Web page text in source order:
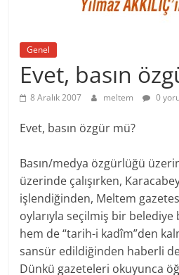
Genel
Evet, basın
8 Aralık 2007 meltem 0
Evet, basın özgür mü?
Basın/medya özgürlüğü
üzerinde çalışırken,
işlendiğinden, Meltem
oylarıyla seçilmiş bir belediye
hem de “tarih-i kadîm”den
sansür edildiğinden haberli
Dünkü gazeteleri okuyunca